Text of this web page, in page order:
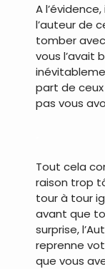
A
l’auteur de
tomber
vous l’avait
part de
pas vous
Tout cela
raison trop
tour à tour
avant que
surprise,
reprenne
que vous